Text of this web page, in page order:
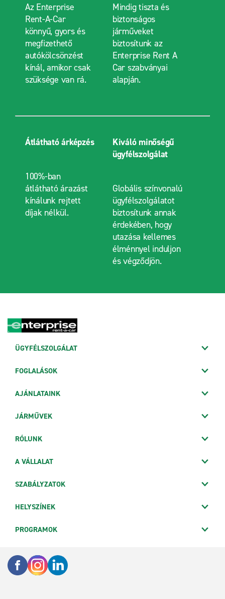
Az Enterprise
Rent-A-Car
könnyű, gyors és
megfizethető
autókölcsönzést
kínál, amikor csak
szüksége van rá.
Mindig tiszta és
biztonságos
járműveket
biztosítunk az
Enterprise Rent A
Car szabványai
alapján.
Átlátható árképzés
100%-ban
átlátható árazást
kínálunk rejtett
díjak nélkül.
Kiváló minőségű
ügyfélszolgálat
Globális színvonalú
ügyfélszolgálatot
biztosítunk annak
érdekében, hogy
utazása kellemes
élménnyel induljon
és végződjön.
ÜGYFÉLSZOLGÁLAT
FOGLALÁSOK
AJÁNLATAINK
JÁRMŰVEK
RÓLUNK
A VÁLLALAT
SZABÁLYZATOK
HELYSZÍNEK
PROGRAMOK